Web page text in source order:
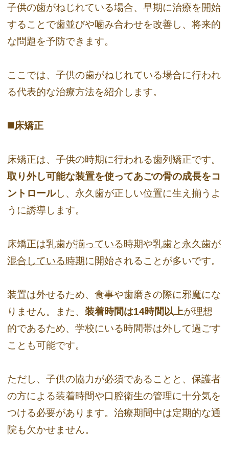
子供の歯がねじれている場合、早期に治療を開始
することで歯並びや噛み合わせを改善し、将来的
な問題を予防できます。
ここでは、子供の歯がねじれている場合に行われ
る代表的な治療方法を紹介します。
◼️床矯正
床矯正は、子供の時期に行われる歯列矯正です。
取り外し可能な装置を使ってあごの骨の成長をコ
ントロールし、永久歯が正しい位置に生え揃うよ
うに誘導します。
床矯正は乳歯が揃っている時期や乳歯と永久歯が
混合している時期に開始されることが多いです。
装置は外せるため、食事や歯磨きの際に邪魔にな
りません。また、装着時間は14時間以上が理想
的であるため、学校にいる時間帯は外して過ごす
ことも可能です。
ただし、子供の協力が必須であることと、保護者
の方による装着時間や口腔衛生の管理に十分気を
つける必要があります。治療期間中は定期的な通
院も欠かせません。